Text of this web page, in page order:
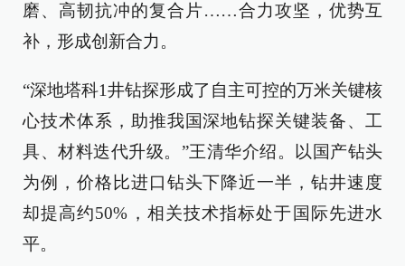
磨、高韧抗冲的复合片……合力攻坚，优势互
补，形成创新合力。
“深地塔科1井钻探形成了自主可控的万米关键核
心技术体系，助推我国深地钻探关键装备、工
具、材料迭代升级。”王清华介绍。以国产钻头
为例，价格比进口钻头下降近一半，钻井速度
却提高约50%，相关技术指标处于国际先进水
平。